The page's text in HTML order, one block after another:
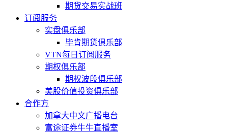
期货交易实战班
订阅服务
实盘俱乐部
毕肯期货俱乐部
VTN每日订阅服务
期权俱乐部
期权波段俱乐部
美股价值投资俱乐部
合作方
加拿大中文广播电台
富途证券牛牛直播室